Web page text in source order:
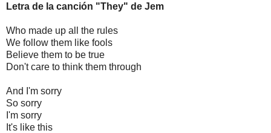
Letra de la canción "They" de Jem
Who made up all the rules
We follow them like fools
Believe them to be true
Don't care to think them through
And I'm sorry
So sorry
I'm sorry
It's like this